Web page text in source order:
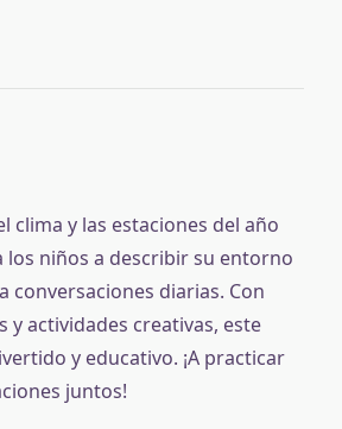
clima y las estaciones del año
los niños a describir su entorno
conversaciones diarias. Con
y actividades creativas, este
y educativo. ¡A practicar
juntos!